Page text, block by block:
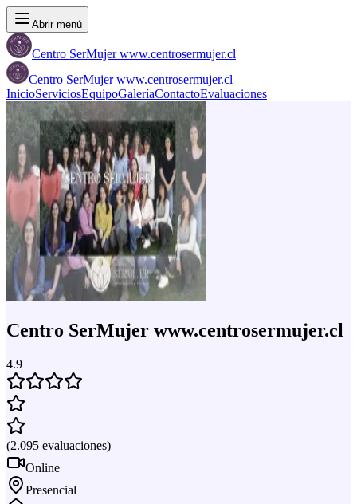
Abrir menú
Centro SerMujer www.centrosermujer.cl
Centro SerMujer www.centrosermujer.cl
InicioServiciosEquipoGaleríaContactoEvaluaciones
Centro SerMujer www.centrosermujer.cl
4.9
(2.095 evaluaciones)
Online
Presencial